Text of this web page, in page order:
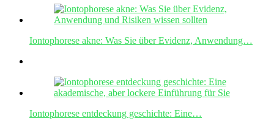
Iontophorese akne: Was Sie über Evidenz, Anwendung…
Iontophorese entdeckung geschichte: Eine…